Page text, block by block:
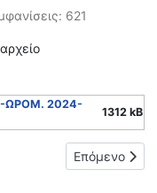
621
ΩΡΟΜ. 2024-
1312 kB
μελών ΕΕΠ-ΕΒΠ
Επόμενο
Επόμενο